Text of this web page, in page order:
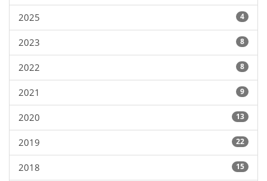
2025 4
2023 8
2022 8
2021 9
2020 13
2019 22
2018 15